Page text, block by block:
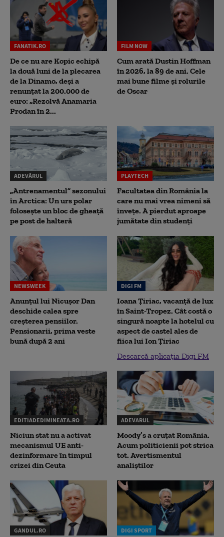
FANATIK.RO
De ce nu are Kopic echipă
la două luni de la plecarea
de la Dinamo, deși a
renunțat la 200.000 de
euro: „Rezolvă Anamaria
Prodan în 2...
FILM NOW
Cum arată Dustin Hoffman
în 2026, la 89 de ani. Cele
mai bune filme și rolurile
de Oscar
ADEVĂRUL
„Antrenamentul” sezonului
în Arctica: Un urs polar
folosește un bloc de gheață
pe post de halteră
PLAYTECH
Facultatea din România la
care nu mai vrea nimeni să
înveţe. A pierdut aproape
jumătate din studenţi
NEWSWEEK
Anunțul lui Nicușor Dan
deschide calea spre
creșterea pensiilor.
Pensionarii, prima veste
bună după 2 ani
DIGI FM
Ioana Țiriac, vacanță de lux
în Saint-Tropez. Cât costă o
singură noapte la hotelul cu
aspect de castel ales de
fiica lui Ion Țiriac
Descarcă aplicația Digi FM
EDITIADEDIMINEATA.RO
Niciun stat nu a activat
mecanismul UE anti-
dezinformare în timpul
crizei din Ceuta
ADEVARUL
Moody’s a cruțat România.
Acum politicienii pot strica
tot. Avertismentul
analiștilor
GANDUL.RO DIGI SPORT